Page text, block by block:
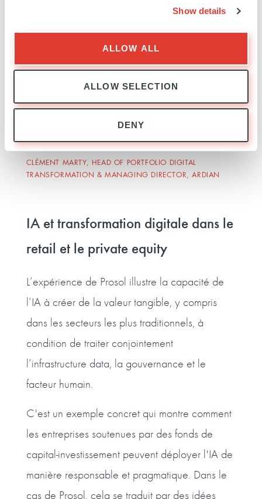
Show details
ALLOW ALL
ALLOW SELECTION
DENY
place d’outils d’IA, notamment des chatbots
internes inspirés deGAIA.
L’objectif est d’aider les sociétés en
efficacement qu’elles ne le feraient seules.
CLÉMENT MARTY, HEAD OF PORTFOLIO DIGITAL
TRANSFORMATION & MANAGING DIRECTOR, ARDIAN
IA et transformation digitale dans le
retail et le private equity
L’expérience de Prosol illustre la capacité de
l’IA à créer de la valeur tangible, y compris
dans les secteurs les plus traditionnels, à
condition de traiter conjointement
l’infrastructure data, la gouvernance et le
facteur humain.
C'est un exemple concret qui montre comment
les entreprises soutenues par des fonds de
capital-investissement peuvent déployer l'IA de
manière responsable et pragmatique. Dans le
cas de Prosol, cela se traduit par des idées